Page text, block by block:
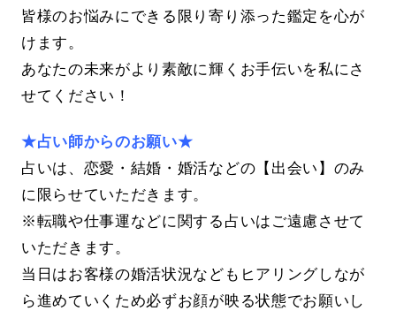
皆様のお悩みにできる限り寄り添った鑑定を心が
けます。
あなたの未来がより素敵に輝くお手伝いを私にさ
せてください！
★占い師からのお願い★
占いは、恋愛・結婚・婚活などの【出会い】のみ
に限らせていただきます。
※転職や仕事運などに関する占いはご遠慮させて
いただきます。
当日はお客様の婚活状況などもヒアリングしなが
ら進めていくため必ずお顔が映る状態でお願いし